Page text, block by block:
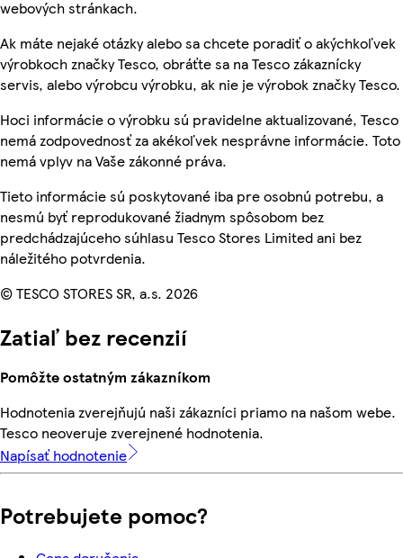
webových stránkach.
Ak máte nejaké otázky alebo sa chcete poradiť o akýchkoľvek
výrobkoch značky Tesco, obráťte sa na Tesco zákaznícky
servis, alebo výrobcu výrobku, ak nie je výrobok značky Tesco.
Hoci informácie o výrobku sú pravidelne aktualizované, Tesco
nemá zodpovednosť za akékoľvek nesprávne informácie. Toto
nemá vplyv na Vaše zákonné práva.
Tieto informácie sú poskytované iba pre osobnú potrebu, a
nesmú byť reprodukované žiadnym spôsobom bez
predchádzajúceho súhlasu Tesco Stores Limited ani bez
náležitého potvrdenia.
© TESCO STORES SR, a.s. 2026
Zatiaľ bez recenzií
Pomôžte ostatným zákazníkom
Hodnotenia zverejňujú naši zákazníci priamo na našom webe.
Tesco neoveruje zverejnené hodnotenia.
Napísať hodnotenie
Potrebujete pomoc?